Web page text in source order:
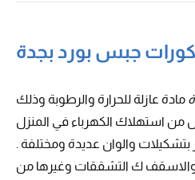
جبس بورد بجدة
مادة عازلة للحرارة والرطوبة وذلك
من استهلاك الكهرباء في المنزل
بتشكيلات والوان عديدة ومختلفة .
والاسقف ك التشققات وغيرها من